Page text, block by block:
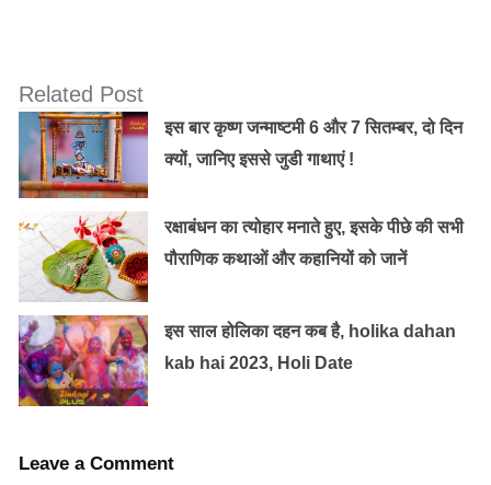
रोशनी, 300 से अधिक मूर्तियां और अन्य कला रूपों के साथ सजाये
पंडाल होते हैं। बिहू के बाद, दुर्गा पूजा असमिया समुदाय के सबसे
लोकप्रिय त्योहार है। असम में मिट्टी की मूर्तियों के साथ पहली बार
दुर्गा पूजा कामाख्या , दिघेस्वरी मंदिर , महा भैरबी मंदिर आदि स्थानों
पर आयोजित की गई थी। दुर्गा पूजा बंगाली में हिंदुओं का मुख्य
त्योहार है, सिलचर मुख्य शहर है जहां असम के बराक घाटी का
प्रभुत्व है । यह दुर्गा पूजा दिमासा राजा सुरदर्पा नारायण के शासन के
दौरान घाटी में शुरू किया था।
Related Post
इस बार कृष्ण जन्माष्टमी 6 और 7 सितम्बर, दो दिन
क्यों, जानिए इससे जुडी गाथाएं !
रक्षाबंधन का त्योहार मनाते हुए, इसके पीछे की सभी
पौराणिक कथाओं और कहानियों को जानें
इस साल होलिका दहन कब है, holika dahan
kab hai 2023, Holi Date
Leave a Comment